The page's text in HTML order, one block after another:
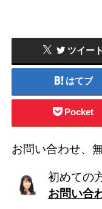
ツイート
はてブ
Pocket
お問い合わせ、
初めての
お問い合